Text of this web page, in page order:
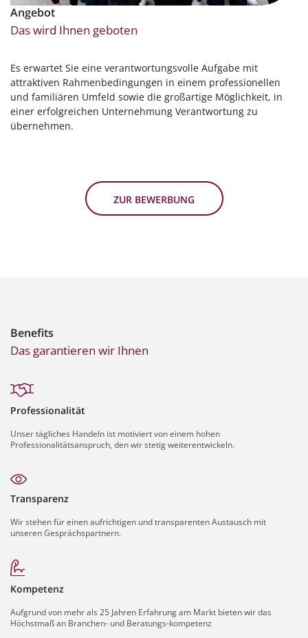
Angebot
Das wird Ihnen geboten
Es erwartet Sie eine verantwortungsvolle Aufgabe mit
attraktiven Rahmenbedingungen in einem professionellen
und familiären Umfeld sowie die großartige Möglichkeit, in
einer erfolgreichen Unternehmung Verantwortung zu
übernehmen.
ZUR BEWERBUNG
Benefits
Das garantieren wir Ihnen
Professionalität
Unser tägliches Handeln ist motiviert von einem hohen
Professionalitätsanspruch, den wir stetig weiterentwickeln.
Transparenz
Wir stehen für einen aufrichtigen und transparenten Austausch mit
unseren Gesprächspartnern.
Kompetenz
Aufgrund von mehr als 25 Jahren Erfahrung am Markt bieten wir das
Höchstmaß an Branchen- und Beratungs-kompetenz